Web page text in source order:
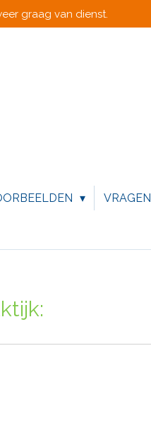
graag van dienst.
VRAGEN